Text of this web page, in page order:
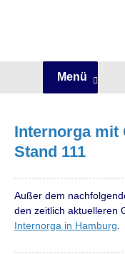
Menü
Internorga mit
Stand 111
Außer dem
den zeitlich aktuelleren
Internorga in Hamburg